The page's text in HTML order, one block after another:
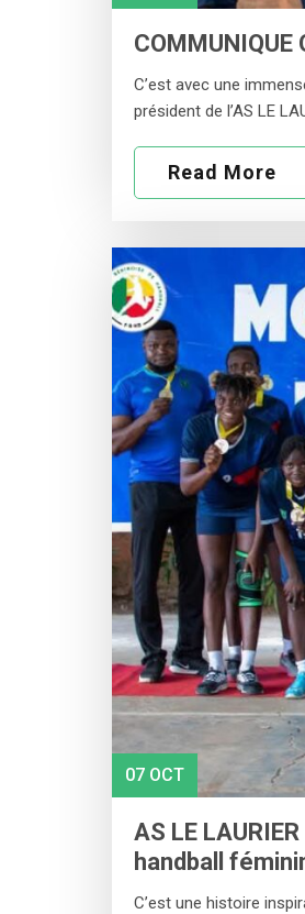
COMMUNIQUE
C’est avec une
président de l’AS LE
Read More
07 OCT
AS LE
handball
C’est une histoire